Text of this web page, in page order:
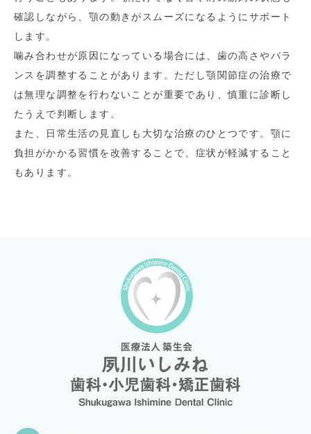
確認しながら、顎の動きがスムーズになるようにサポート
します。
噛み合わせが原因になっている場合には、歯の高さやバラ
ンスを調整することがあります。ただし顎関節症の治療で
は無理な調整を行わないことが重要であり、慎重に診断し
たうえで判断します。
また、日常生活の見直しも大切な治療のひとつです。顎に
負担がかかる習慣を改善することで、症状が軽減すること
もあります。